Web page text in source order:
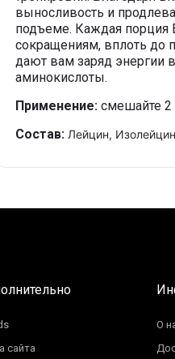
выносливость и
подъеме. Каждая
сокращениям, вплоть до
дают вам заряд энергии
аминокислоты.
Применение:cмешайте 2
Состав: Лейцин,
сайта
О